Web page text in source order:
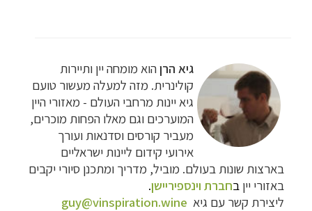
גיא הרןהוא מומחה יין ותיירות
קולינרית. מזה למעלה מעשור טועם
גיא יינות מרחבי העולם - מאזורי היין
המוערכים וגם מאלו הפחות מוכרים,
מעביר קורסים וסדנאות ועורך
אירועי קידום ליינות ישראליים
בארצות שונות בעולם. מוביל, מדריך ומתכנן סיורי יקבים
באזורי יין בחברת וינספיריישן.
ליצירת קשר עם גיא guy@vinspiration.wine